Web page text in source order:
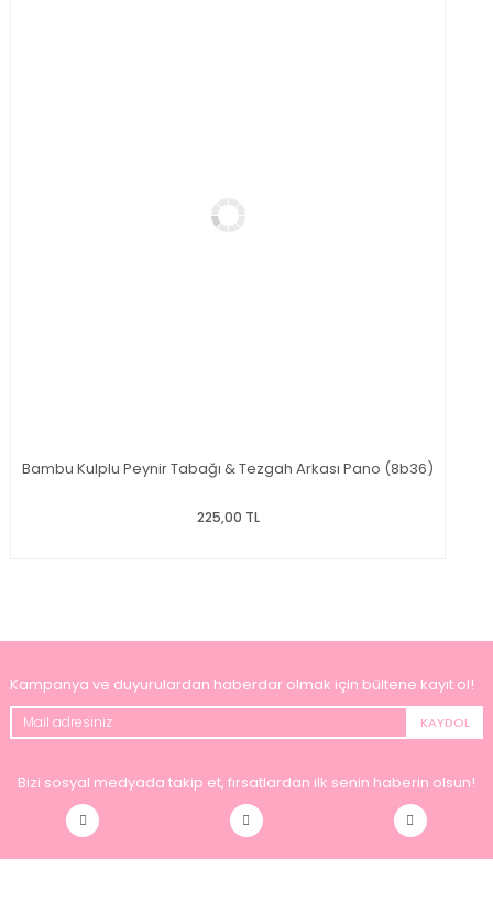
Bambu Kulplu Peynir Tabağı & Tezgah Arkası Pano (8b36)
225,00 TL
Kampanya ve duyurulardan haberdar olmak için bültene kayıt ol!
KAYDOL
Bizi sosyal medyada takip et, fırsatlardan ilk senin haberin olsun!